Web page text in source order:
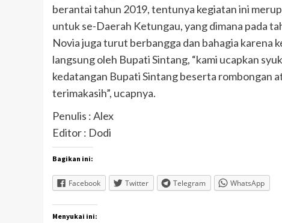
berantai tahun 2019, tentunya kegiatan ini
untuk se-Daerah Ketungau, yang dimana pada
Novia juga turut berbangga dan bahagia karena
langsung oleh Bupati Sintang, “kami ucapkan
kedatangan Bupati Sintang beserta rombongan
terimakasih”, ucapnya.
Penulis : Alex
Editor : Dodi
Bagikan ini:
Facebook Twitter Telegram WhatsApp
Menyukai ini: